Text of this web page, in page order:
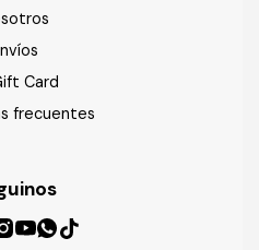
Card
frecuentes